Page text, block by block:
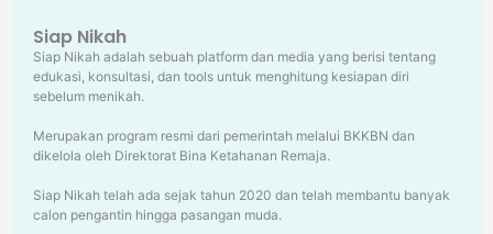
Siap Nikah
Siap Nikah adalah sebuah platform dan media yang berisi tentang
edukasi, konsultasi, dan tools untuk menghitung kesiapan diri
sebelum menikah.
Merupakan program resmi dari pemerintah melalui BKKBN dan
dikelola oleh Direktorat Bina Ketahanan Remaja.
Siap Nikah telah ada sejak tahun 2020 dan telah membantu banyak
calon pengantin hingga pasangan muda.